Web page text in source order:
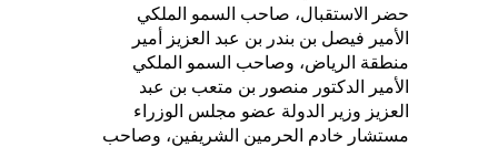
حضر الاستقبال، صاحب السمو الملكي
الأمير فيصل بن بندر بن عبد العزيز أمير
منطقة الرياض، وصاحب السمو الملكي
الأمير الدكتور منصور بن متعب بن عبد
العزيز وزير الدولة عضو مجلس الوزراء
مستشار خادم الحرمين الشريفين، وصاحب